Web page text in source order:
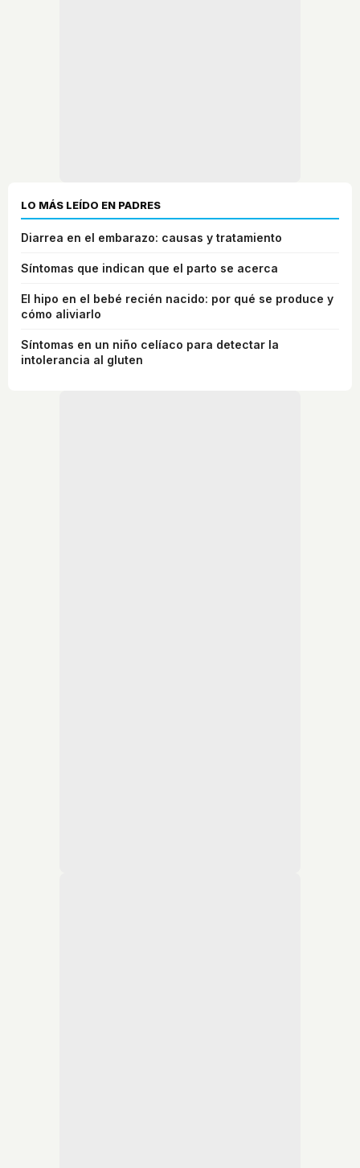
LO MÁS LEÍDO EN PADRES
Diarrea en el embarazo: causas y tratamiento
Síntomas que indican que el parto se acerca
El hipo en el bebé recién nacido: por qué se produce y
cómo aliviarlo
Síntomas en un niño celíaco para detectar la
intolerancia al gluten